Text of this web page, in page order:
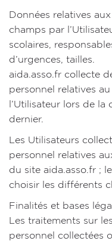
Données relatives
champs par
scolaires,
d’urgences, tailles.
aida.asso.fr collecte
personnel relatives
l’Utilisateur lors de
dernier.
Les Utilisateurs
personnel relatives
du site aida.asso.fr ;
choisir les différents
Finalités et bases
Les traitements sur
personnel collectées